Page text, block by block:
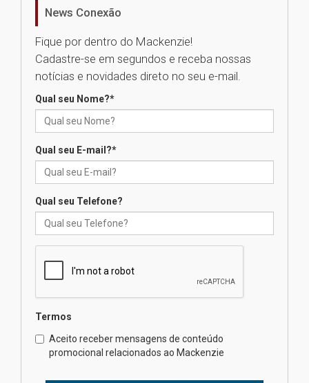
Como o Colégio Mackenzie
Brasília prepara seus
estudantes para o PAS antes
Como os pais podem investir
XIII Fórum de Aprendizagem
Transformadora reúne
finalista do Prêmio Jabuti com
obra sobre ética e arquitetura
contemporânea
News Conexão
Fique por dentro do Mackenzie!
Cadastre-se em segundos e receba nossas
notícias e novidades direto no seu e-mail.
Qual seu Nome?*
Qual seu E-mail?*
Qual seu Telefone?
Termos
Aceito receber mensagens de conteúdo
promocional relacionados ao Mackenzie